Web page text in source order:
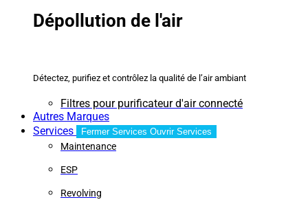
Dépollution de l'air
Détectez, purifiez et contrôlez la qualité de l’air ambiant
Filtres pour purificateur d'air connecté
Autres Marques
Services
Fermer Services Ouvrir Services
Maintenance
ESP
Revolving